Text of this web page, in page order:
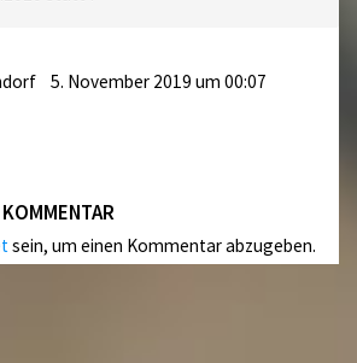
5. November 2019 um 00:07
sein, um einen Kommentar abzugeben.